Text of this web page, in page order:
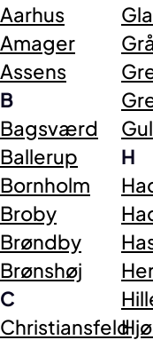
Aarhus
Amager
Assens
B
Bagsværd
Ballerup
Bornholm
Broby
Brøndby
Brønshøj
C
Christiansfeld
H